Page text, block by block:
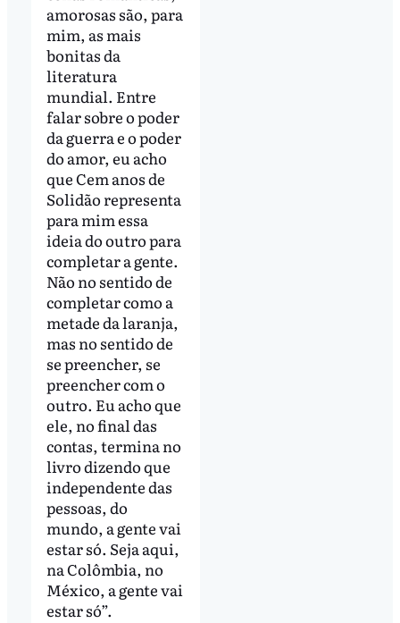
amorosas são, para
mim, as mais
bonitas da
literatura
mundial. Entre
falar sobre o poder
da guerra e o poder
do amor, eu acho
que Cem anos de
Solidão representa
para mim essa
ideia do outro para
completar a gente.
Não no sentido de
completar como a
metade da laranja,
mas no sentido de
se preencher, se
preencher com o
outro. Eu acho que
ele, no final das
contas, termina no
livro dizendo que
independente das
pessoas, do
mundo, a gente vai
estar só. Seja aqui,
na Colômbia, no
México, a gente vai
estar só”.